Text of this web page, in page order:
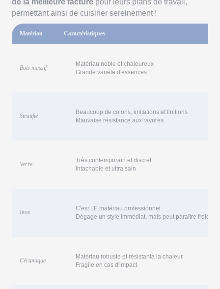
de la meilleure facture pour leurs plans de travail,
permettant ainsi de cuisiner sereinement !
Matériau Caractéristiques
Bois massif
Matériau noble et chaleureux
Grande variété d'essences
Stratifié
Beaucoup de coloris, imitations et finitions
Mauvaise résistance aux rayures
Verre
Très contemporain et discret
Intachable et ultra sain
Inox
C'est LE matériau professionnel
Dégage un style immédiat, mais peut paraître froid
Céramique
Matériau robuste et résistantà la chaleur
Fragile en cas d'impact